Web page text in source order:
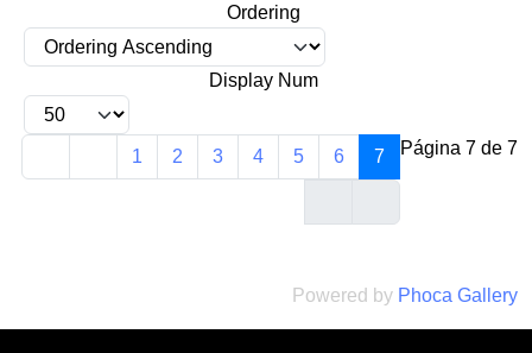
Ordering
Display Num
Página 7 de 7
1 2 3 4 5 6 7
Powered by Phoca Gallery